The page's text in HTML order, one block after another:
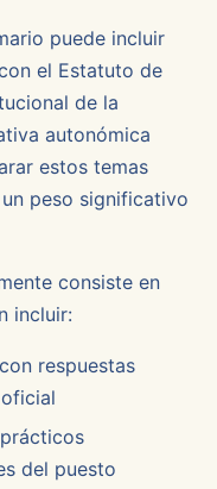
puede incluir
el Estatuto de
de la
autonómica
estos temas
peso significativo
consiste en
incluir:
respuestas
del puesto